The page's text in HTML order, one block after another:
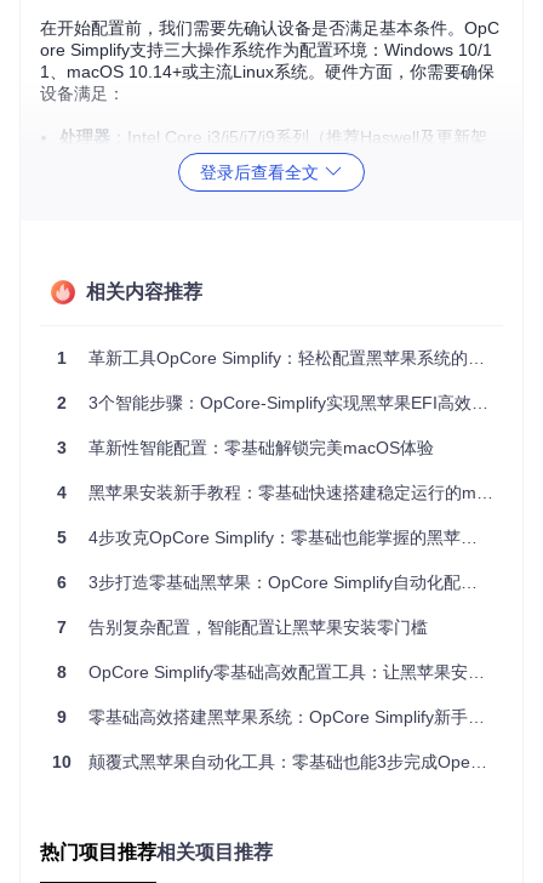
在开始配置前，我们需要先确认设备是否满足基本条件。OpC
ore Simplify支持三大操作系统作为配置环境：Windows 10/1
1、macOS 10.14+或主流Linux系统。硬件方面，你需要确保
设备满足：
处理器 ：Intel Core i3/i5/i7/i9系列（推荐Haswell及更新架
：至少8GB RAM（推荐16GB及以上）
平台；部分NVIDIA独立显卡可能无法驱动，需提前查阅兼
软件环境准备指南
通过以下命令验证：
工具获取方法 ：使用Git命令克隆项目仓库：
cd OpCore-Simplify
功能解析：OpCore Simplify如何简化黑苹果配
置？
核心功能模块解析
登录后查看全文
相关内容推荐
1 革新工具OpCore Simplify：轻松配置黑苹果系统的零基础指南
2 3个智能步骤：OpCore-Simplify实现黑苹果EFI高效配置的零基础指南
3 革新性智能配置：零基础解锁完美macOS体验
4 黑苹果安装新手教程：零基础快速搭建稳定运行的macOS系统
5 4步攻克OpCore Simplify：零基础也能掌握的黑苹果EFI配置实战指南
6 3步打造零基础黑苹果：OpCore Simplify自动化配置工具彻底颠覆你的装机体验
7 告别复杂配置，智能配置让黑苹果安装零门槛
8 OpCore Simplify零基础高效配置工具：让黑苹果安装不再复杂
9 零基础高效搭建黑苹果系统：OpCore Simplify新手实战指南
10 颠覆式黑苹果自动化工具：零基础也能3步完成OpenCore EFI配置
热门项目推荐相关项目推荐